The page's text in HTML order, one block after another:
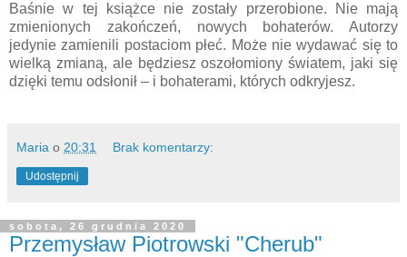
Baśnie w tej książce nie zostały przerobione. Nie mają
zmienionych zakończeń, nowych bohaterów. Autorzy
jedynie zamienili postaciom płeć. Może nie wydawać się to
wielką zmianą, ale będziesz oszołomiony światem, jaki się
dzięki temu odsłonił – i bohaterami, których odkryjesz.
Maria o 20:31 Brak komentarzy:
Udostępnij
sobota, 26 grudnia 2020
Przemysław Piotrowski "Cherub"